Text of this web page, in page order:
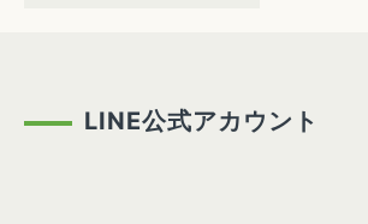
LINE公式アカウント